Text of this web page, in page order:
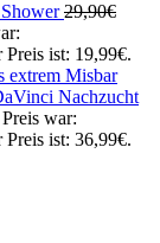
29,90€
ist: 19,99€.
Nachzucht
war:
ist: 36,99€.